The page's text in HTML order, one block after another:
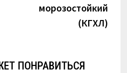
морозостойкий
(КГХЛ)
ПОНРАВИТЬСЯ